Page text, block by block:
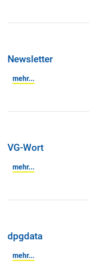
Newsletter
mehr...
VG-Wort
mehr...
dpgdata
mehr...